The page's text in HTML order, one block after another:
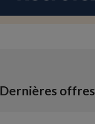
Dernières offres